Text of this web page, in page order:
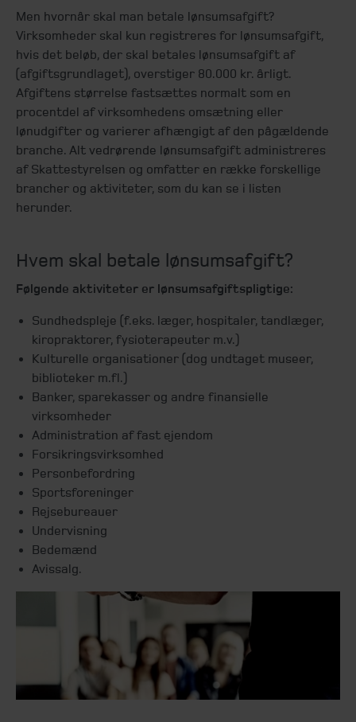
Men hvornår skal man betale lønsumsafgift?
Virksomheder skal kun registreres for lønsumsafgift,
hvis det beløb, der skal betales lønsumsafgift af
(afgiftsgrundlaget), overstiger 80.000 kr. årligt.
Afgiftens størrelse fastsættes normalt som en
procentdel af virksomhedens omsætning eller
lønudgifter og varierer afhængigt af den pågældende
branche. Alt vedrørende lønsumsafgift administreres
af Skattestyrelsen og omfatter en række forskellige
brancher og aktiviteter, som du kan se i listen
herunder.
Hvem skal betale lønsumsafgift?
Følgende aktiviteter er lønsumsafgiftspligtige:
Sundhedspleje (f.eks. læger, hospitaler, tandlæger,
kiropraktorer, fysioterapeuter m.v.)
Kulturelle organisationer (dog undtaget museer,
biblioteker m.fl.)
Banker, sparekasser og andre finansielle
virksomheder
Administration af fast ejendom
Forsikringsvirksomhed
Personbefordring
Sportsforeninger
Rejsebureauer
Undervisning
Bedemænd
Avissalg.